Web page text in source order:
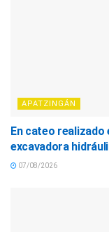
APATZINGÁN
En cateo realizado
excavadora
07/08/2026